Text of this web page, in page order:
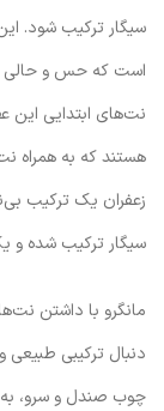
سیگار ترکیب شود.
است که حس و حالی
نت‌های ابتدایی این
هستند که به همراه
زعفران یک ترکیب
سیگار ترکیب شده
مانگرو با داشتن
دنبال ترکیبی
چوب صندل و سرو،